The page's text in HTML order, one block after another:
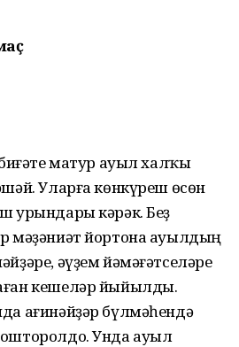
матур ауыл халҡы
Уларға көнкүреш өсөн
урындары кәрәк. Беҙ
мәҙәниәт йортона ауыл­дың
әүҙем йәмәғәтселәре
кешеләр йыйылды.
ағинәйҙәр бүлмәһендә
Унда ауыл